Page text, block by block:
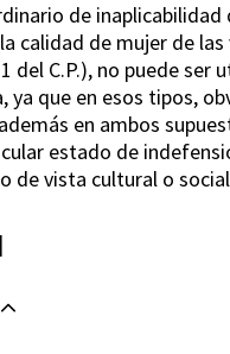
de
calidad de mujer de
del C.P.), no puede
ya que en esos tipos,
en ambos
estado de
de vista cultural o